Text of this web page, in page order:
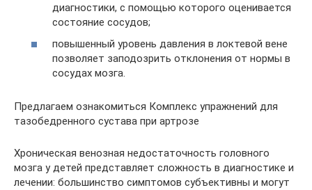
диагностики, с помощью которого оценивается
состояние сосудов;
повышенный уровень давления в локтевой вене
позволяет заподозрить отклонения от нормы в
сосудах мозга.
Предлагаем ознакомиться Комплекс упражнений для
тазобедренного сустава при артрозе
Хроническая венозная недостаточность головного
мозга у детей представляет сложность в диагностике и
лечении: большинство симптомов субъективны и могут